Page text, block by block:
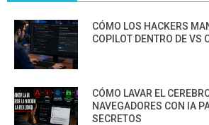
CÓMO LOS HACKERS
COPILOT DENTRO DE VS
CÓMO LAVAR EL
NAVEGADORES CON IA
SECRETOS